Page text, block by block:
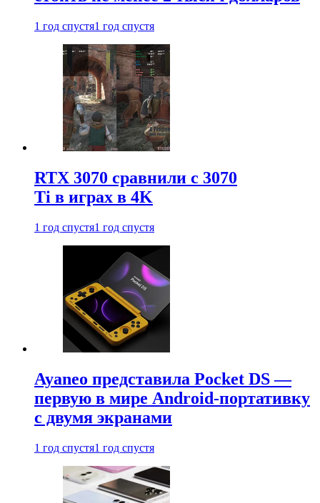
1 год спустя1 год спустя
RTX 3070 сравнили с 3070
Ti в играх в 4K
1 год спустя1 год спустя
Ayaneo представила Pocket DS —
первую в мире Android-портативку
с двумя экранами
1 год спустя1 год спустя